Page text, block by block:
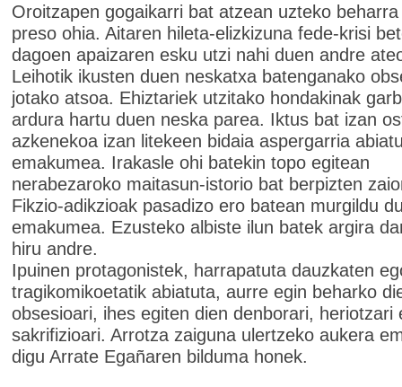
Oroitzapen gogaikarri bat atzean uzteko
preso ohia. Aitaren hileta-elizkizuna fede-krisi
dagoen apaizaren esku utzi nahi duen andre
Leihotik ikusten duen neskatxa batenganako
jotako atsoa. Ehiztariek utzitako hondakinak
ardura hartu duen neska parea. Iktus bat izan
azkenekoa izan litekeen bidaia aspergarria
emakumea. Irakasle ohi batekin topo egitean
nerabezaroko maitasun-istorio bat berpizten
Fikzio-adikzioak pasadizo ero batean murgildu
emakumea. Ezusteko albiste ilun batek argira
hiru andre.
Ipuinen protagonistek, harrapatuta dauzkaten
tragikomikoetatik abiatuta, aurre egin beharko
obsesioari, ihes egiten dien denborari, heriotzari
sakrifizioari. Arrotza zaiguna ulertzeko aukera
digu Arrate Egañaren bilduma honek.